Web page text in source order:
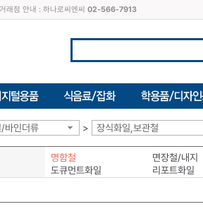
래점 안내 : 하나로씨엔씨 02-566-7913
바인더류 > 장식화일,보관철
명함철
면장철/내지
도큐먼트화일
리포트화일